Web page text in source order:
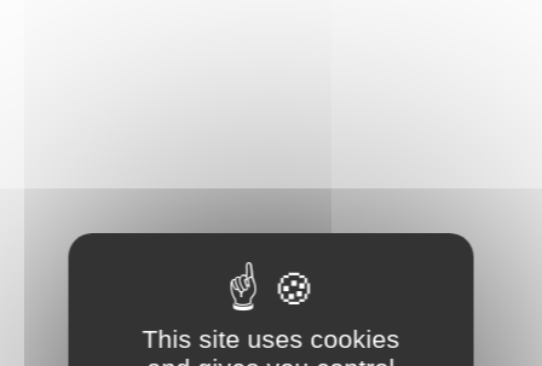
This site uses cookies